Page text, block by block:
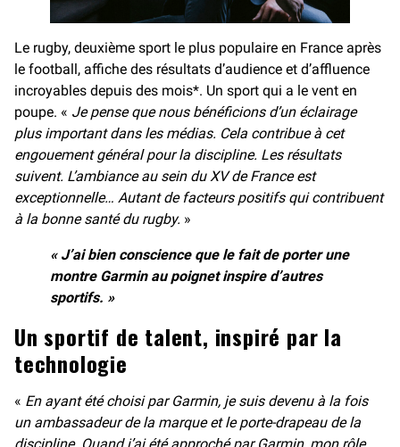
Le rugby, deuxième sport le plus populaire en France après
le football, affiche des résultats d’audience et d’affluence
incroyables depuis des mois*. Un sport qui a le vent en
poupe. « Je pense que nous bénéficions d’un éclairage
plus important dans les médias. Cela contribue à cet
engouement général pour la discipline. Les résultats
suivent. L’ambiance au sein du XV de France est
exceptionnelle… Autant de facteurs positifs qui contribuent
à la bonne santé du rugby. »
« J’ai bien conscience que le fait de porter une
montre Garmin au poignet inspire d’autres
sportifs. »
Un sportif de talent, inspiré par la
technologie
« En ayant été choisi par Garmin, je suis devenu à la fois
un ambassadeur de la marque et le porte-drapeau de la